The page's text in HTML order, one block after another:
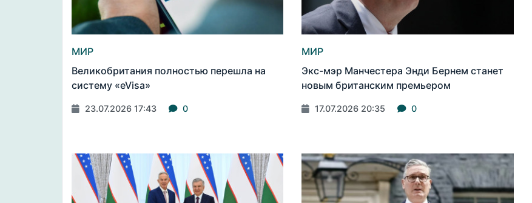
МИР
Великобритания полностью перешла на
систему «eVisa»
23.07.2026 17:43 0
МИР
Экс-мэр Манчестера Энди Бернем станет
новым британским премьером
17.07.2026 20:35 0